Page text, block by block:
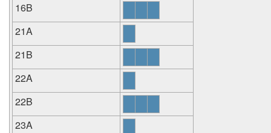
16B
21A
21B
22A
22B
23A